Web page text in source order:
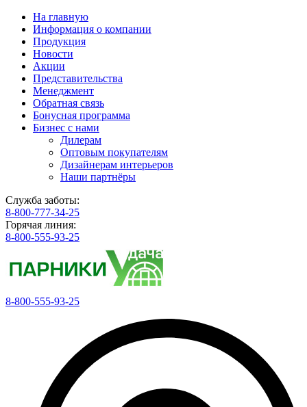
На главную
Информация о компании
Продукция
Новости
Акции
Представительства
Менеджмент
Обратная связь
Бонусная программа
Бизнес с нами
Дилерам
Оптовым покупателям
Дизайнерам интерьеров
Наши партнёры
Служба заботы:
8-800-777-34-25
Горячая линия:
8-800-555-93-25
8-800-555-93-25